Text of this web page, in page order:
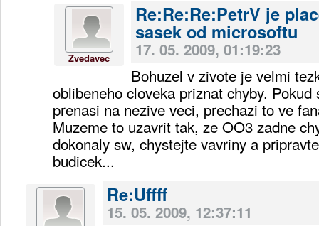
Zvedavec
Re:Re:Re:PetrV je
sasek od microsoftu
17. 05. 2009, 01:19:23
Bohuzel v zivote je velmi
oblibeneho cloveka priznat chyby.
prenasi na nezive veci, prechazi to ve
Muzeme to uzavrit tak, ze OO3 zadne
dokonaly sw, chystejte vavriny a
budicek...
Re:Uffff
15. 05. 2009, 12:37:11